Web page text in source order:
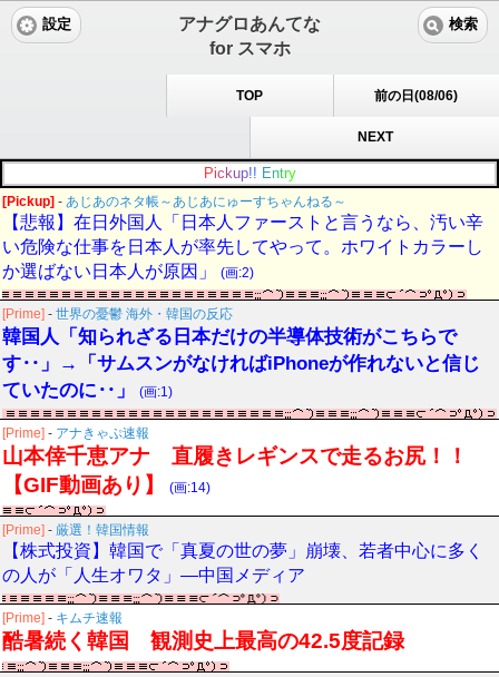
アナグロあんてな
for スマホ
設定 検索
TOP 前の日(08/06)
NEXT
Pic kup!! Entry
[Pickup] - あじあのネタ帳～あじあにゅーすちゃんねる～
【悲報】在日外国人「日本人ファーストと言うなら、汚い辛
い危険な仕事を日本人が率先してやって。ホワイトカラーし
か選ばない日本人が原因」
(画:2)
[Prime] - 世界の憂鬱 海外・韓国の反応
韓国人「知られざる日本だけの半導体技術がこちらで
す‥」→「サムスンがなければiPhoneが作れないと信じ
ていたのに‥」
(画:1)
[Prime] - アナきゃぷ速報
山本倖千恵アナ 直履きレギンスで走るお尻！！
【GIF動画あり】
(画:14)
[Prime] - 厳選！韓国情報
【株式投資】韓国で「真夏の世の夢」崩壊、若者中心に多く
の人が「人生オワタ」―中国メディア
[Prime] - キムチ速報
酷暑続く韓国 観測史上最高の42.5度記録